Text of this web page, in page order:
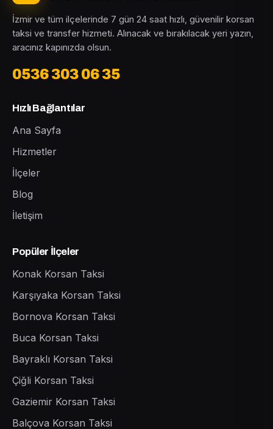
İzmir ve tüm ilçelerinde 7 gün 24 saat hızlı, güvenilir korsan
taksi ve transfer hizmeti. Alınacak ve bırakılacak yeri yazın,
aracınız kapınızda olsun.
0536 303 06 35
Hızlı Bağlantılar
Ana Sayfa
Hizmetler
İlçeler
Blog
İletişim
Popüler İlçeler
Konak Korsan Taksi
Karşıyaka Korsan Taksi
Bornova Korsan Taksi
Buca Korsan Taksi
Bayraklı Korsan Taksi
Çiğli Korsan Taksi
Gaziemir Korsan Taksi
Balçova Korsan Taksi